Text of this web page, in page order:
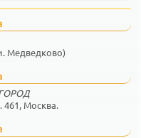
Медведково)
461, Москва.